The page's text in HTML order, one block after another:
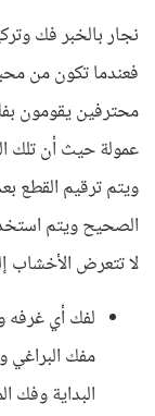
نجار بالخبر فك
فعندما تكون من
محترفين يقومون
عمولة حيث أن
ويتم ترقيم القطع
الصحيح ويتم
لا تتعرض الأخشاب
لفك أي غرفه
مفك البراغي
البداية وفك